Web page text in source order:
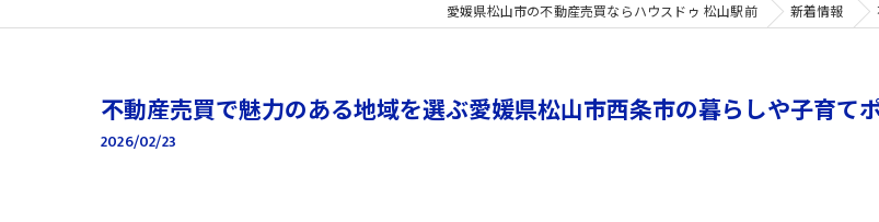
愛媛県松山市の不動産売買ならハウスドゥ 松山駅前 新着情報
不動産売買で魅力のある地域を選ぶ愛媛県松山市西条市の暮らしや子育て
2026/02/23